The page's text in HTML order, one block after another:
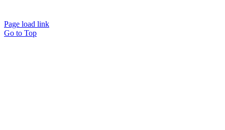
Page load link
Go to Top